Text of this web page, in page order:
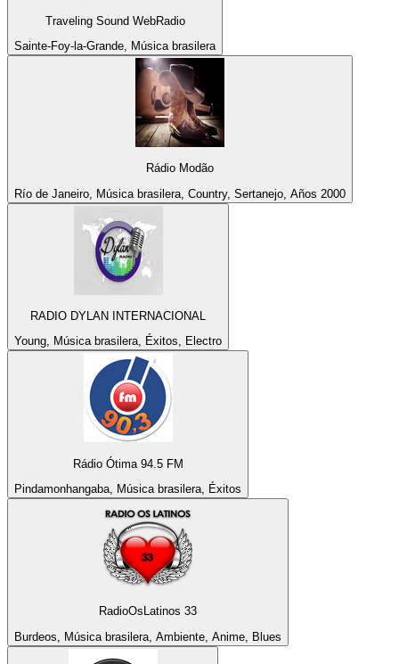
Traveling Sound WebRadio
Sainte-Foy-la-Grande, Música brasilera
Rádio Modão
Río de Janeiro, Música brasilera, Country, Sertanejo, Años 2000
RADIO DYLAN INTERNACIONAL
Young, Música brasilera, Éxitos, Electro
Rádio Ótima 94.5 FM
Pindamonhangaba, Música brasilera, Éxitos
RadioOsLatinos 33
Burdeos, Música brasilera, Ambiente, Anime, Blues